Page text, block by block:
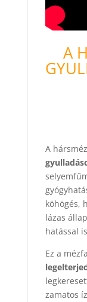
A
A
köhögés,
lázas
hatással
Ez a
zamatos